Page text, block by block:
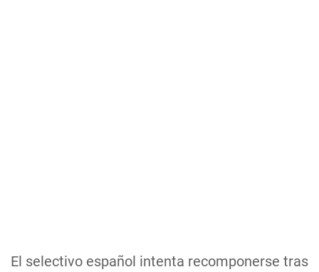
El selectivo español intenta recomponerse tras